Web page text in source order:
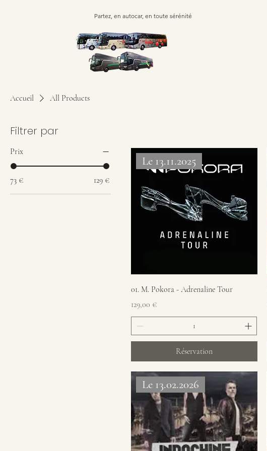
Partez, en autocar, en toute sérénité
Accueil All Products
Filtrer par
Prix
73 € 129 €
Le 13.11.2025
01. M. Pokora - Adrenaline Tour
Prix
129,00 €
Réservation
Le 13.02.2026